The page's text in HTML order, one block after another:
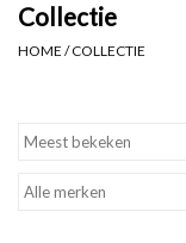
Cadeaubon
Collectie
HOME /COLLECTIE